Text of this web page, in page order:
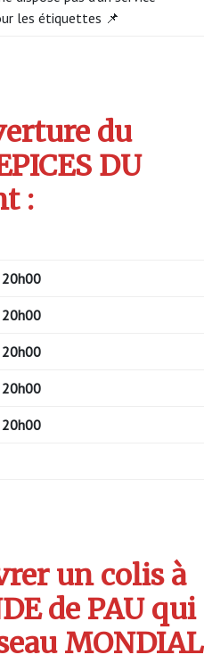
les étiquettes 📌
du
DU
:
un colis à
de PAU qui
MONDIAL